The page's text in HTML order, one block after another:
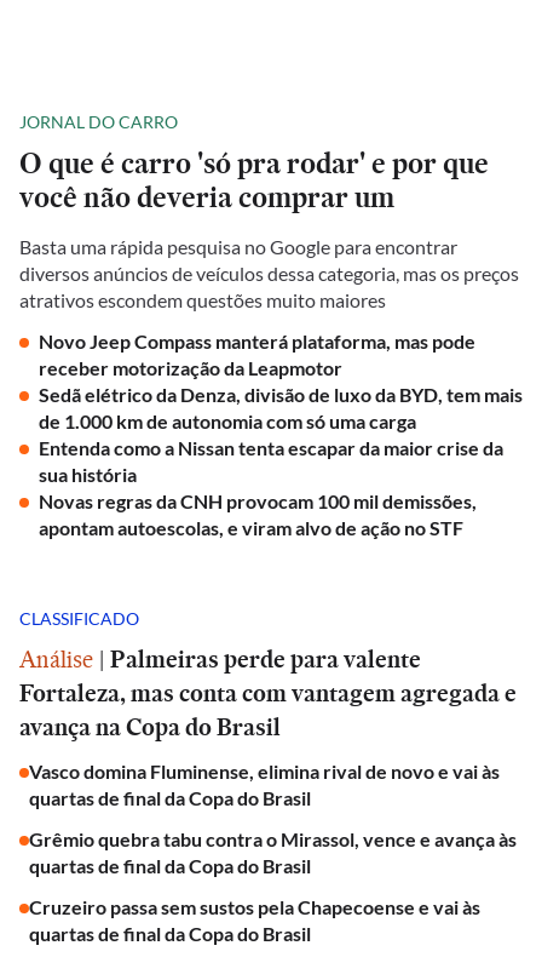
JORNAL DO CARRO
O que é carro 'só pra rodar' e por que
você não deveria comprar um
Basta uma rápida pesquisa no Google para encontrar
diversos anúncios de veículos dessa categoria, mas os preços
atrativos escondem questões muito maiores
Novo Jeep Compass manterá plataforma, mas pode
receber motorização da Leapmotor
Sedã elétrico da Denza, divisão de luxo da BYD, tem mais
de 1.000 km de autonomia com só uma carga
Entenda como a Nissan tenta escapar da maior crise da
sua história
Novas regras da CNH provocam 100 mil demissões,
apontam autoescolas, e viram alvo de ação no STF
CLASSIFICADO
Análise | Palmeiras perde para valente
Fortaleza, mas conta com vantagem agregada e
avança na Copa do Brasil
Vasco domina Fluminense, elimina rival de novo e vai às
quartas de final da Copa do Brasil
Grêmio quebra tabu contra o Mirassol, vence e avança às
quartas de final da Copa do Brasil
Cruzeiro passa sem sustos pela Chapecoense e vai às
quartas de final da Copa do Brasil